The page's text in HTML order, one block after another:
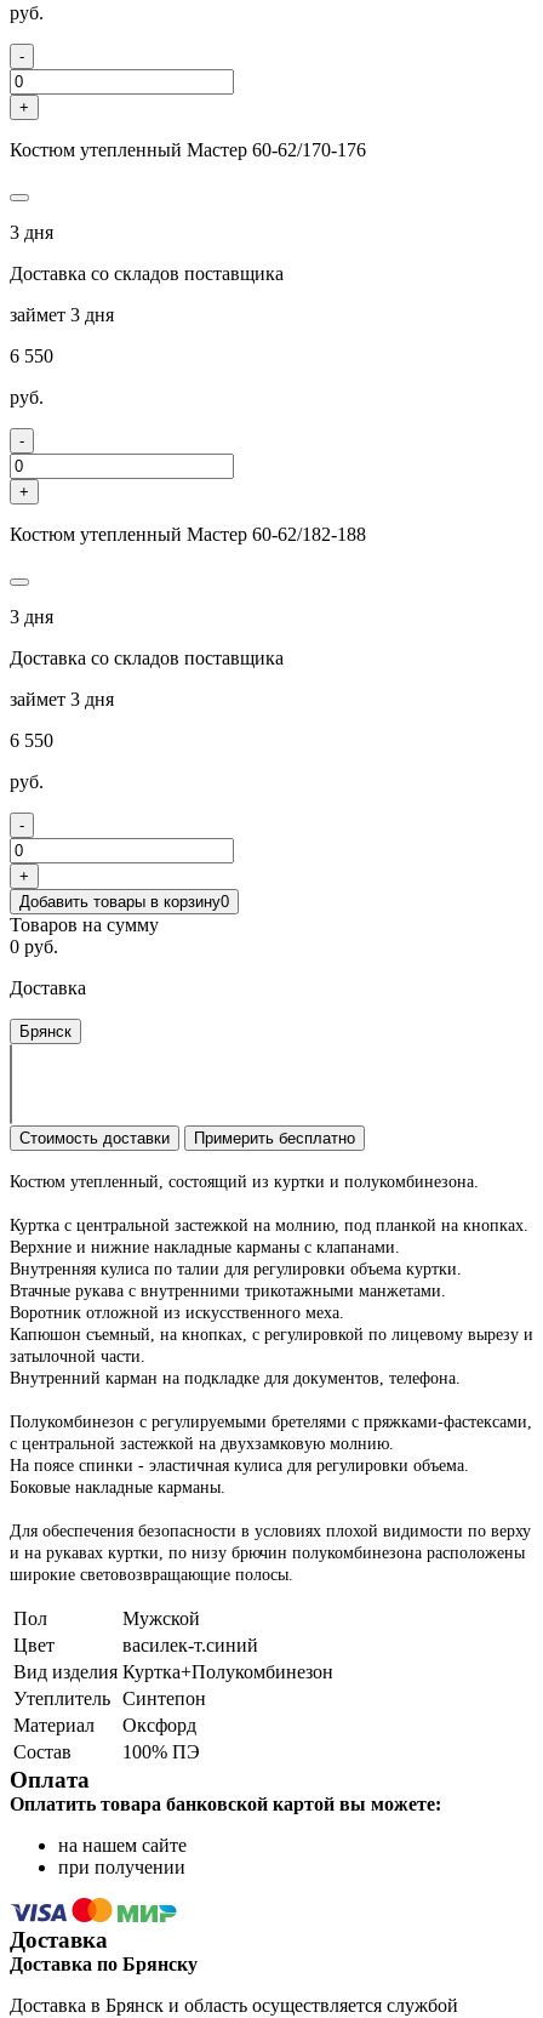
руб.
-
+
Костюм утепленный Мастер 60-62/170-176
3 дня
Доставка со складов поставщика
займет 3 дня
6 550
руб.
-
+
Костюм утепленный Мастер 60-62/182-188
3 дня
Доставка со складов поставщика
займет 3 дня
6 550
руб.
-
+
Добавить товары в корзину0
Товаров на сумму
0 руб.
Доставка
Брянск
Стоимость доставки Примерить бесплатно
Костюм утепленный, состоящий из куртки и полукомбинезона.
Куртка с центральной застежкой на молнию, под планкой на кнопках.
Верхние и нижние накладные карманы с клапанами.
Внутренняя кулиса по талии для регулировки объема куртки.
Втачные рукава с внутренними трикотажными манжетами.
Воротник отложной из искусственного меха.
Капюшон съемный, на кнопках, с регулировкой по лицевому вырезу и
затылочной части.
Внутренний карман на подкладке для документов, телефона.
Полукомбинезон с регулируемыми бретелями с пряжками-фастексами,
с центральной застежкой на двухзамковую молнию.
На поясе спинки - эластичная кулиса для регулировки объема.
Боковые накладные карманы.
Для обеспечения безопасности в условиях плохой видимости по верху
и на рукавах куртки, по низу брючин полукомбинезона расположены
широкие световозвращающие полосы.
Пол
Мужской
Цвет
василек-т.синий
Вид изделия Куртка+Полукомбинезон
Утеплитель Синтепон
Материал
Оксфорд
Состав
100% ПЭ
Оплата
Оплатить товара банковской картой вы можете:
на нашем сайте
при получении
Доставка
Доставка по Брянску
Доставка в Брянск и область осуществляется службой